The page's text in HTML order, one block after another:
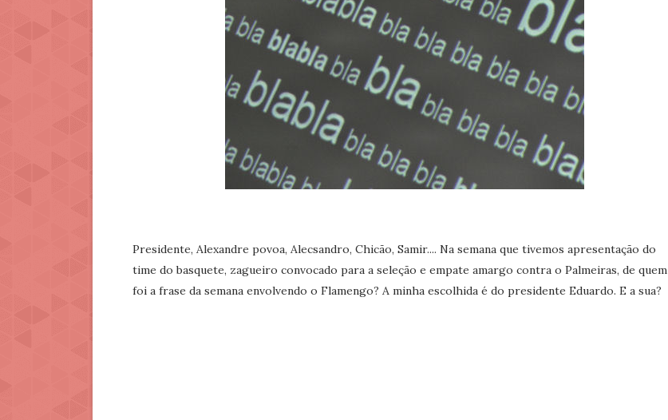
Presidente, Alexandre povoa, Alecsandro, Chicão, Samir.... Na semana que tivemos apresentação do
time do basquete, zagueiro convocado para a seleção e empate amargo contra o Palmeiras, de quem
foi a frase da semana envolvendo o Flamengo? A minha escolhida é do presidente Eduardo. E a sua?